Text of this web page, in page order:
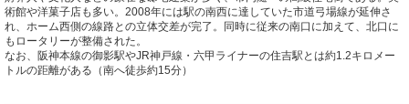
術館や洋菓子店も多い。2008年には駅の南西に達していた市道弓場線が延伸さ
れ、ホーム西側の線路との立体交差が完了。同時に従来の南口に加えて、北口に
もロータリーが整備された。
なお、阪神本線の御影駅やJR神戸線・六甲ライナーの住吉駅とは約1.2キロメー
トルの距離がある（南へ徒歩約15分）